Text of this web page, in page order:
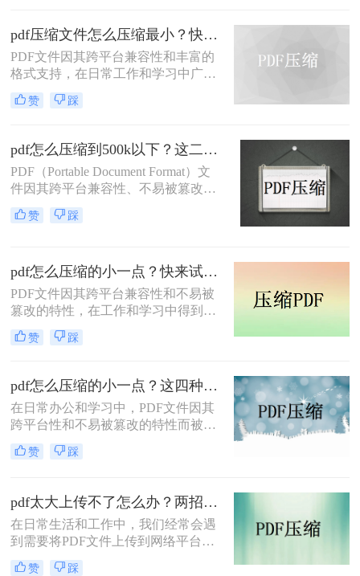
压缩PDF的方法。
pdf压缩文件怎么压缩最小？快来试着使用这三种压缩方法！
PDF文件因其跨平台兼容性和丰富的
格式支持，在日常工作和学习中广泛
应用。然而，有时我们需要将PDF文
件压缩到最小，以便更高效地存储和
呢？本文将介绍三种实用的PDF压缩
方法。
赞 踩
pdf怎么压缩到500k以下？这二种压缩方法你可以轻松学会！
PDF（Portable Document Format）文
件因其跨平台兼容性、不易被篡改的
特性以及保持文档格式一致性的能
力，在日常办公和文件分享中得到了
上传、发送或存储。那么pdf怎么压缩
到500k以下呢？本文将介绍两种将
PDF文件压缩到500K以下的方法。
赞 踩
pdf怎么压缩的小一点？快来试试这4种压缩方法！
PDF文件因其跨平台兼容性和不易被
篡改的特性，在工作和学习中得到了
广泛应用。然而，PDF文件有时体积
过大，不便于存储和传输。那么pdf怎
有效的PDF压缩方法。
赞 踩
pdf怎么压缩的小一点？这四种压缩方法了解一下
在日常办公和学习中，PDF文件因其
跨平台性和不易被篡改的特性而被广
泛使用。然而，有时PDF文件过大，
会给传输和存储带来不便。那么pdf怎
将PDF压缩得更小的方法。
赞 踩
pdf太大上传不了怎么办？两招帮你解决！
在日常生活和工作中，我们经常会遇
到需要将PDF文件上传到网络平台或
发送给他人的情况。然而，有时PDF
赞 踩